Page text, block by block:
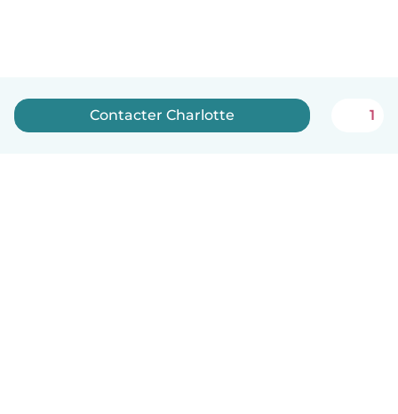
Contacter Charlotte 1